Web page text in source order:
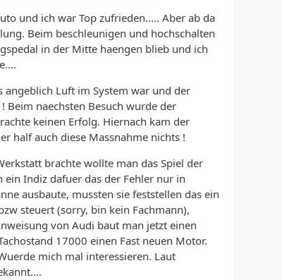
und ich war Top zufrieden..... Aber ab da
Beim beschleunigen und hochschalten
in der Mitte haengen blieb und ich
angeblich Luft im System war und der
Beim naechsten Besuch wurde der
keinen Erfolg. Hiernach kam der
half auch diese Massnahme nichts !
brachte wollte man das Spiel der
Indiz dafuer das der Fehler nur in
ausbaute, mussten sie feststellen das ein
steuert (sorry, bin kein Fachmann),
von Audi baut man jetzt einen
17000 einen Fast neuen Motor.
mich mal interessieren. Laut